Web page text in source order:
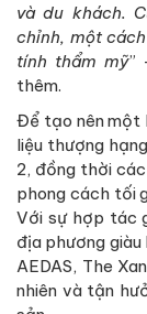
và du khách.
chỉnh, một
tính thẩm mỹ”
thêm.
Để tạo nên một
liệu thượng
2, đồng thời
phong cách tối
Với sự hợp tác
địa phương giàu
AEDAS, The
nhiên và tận